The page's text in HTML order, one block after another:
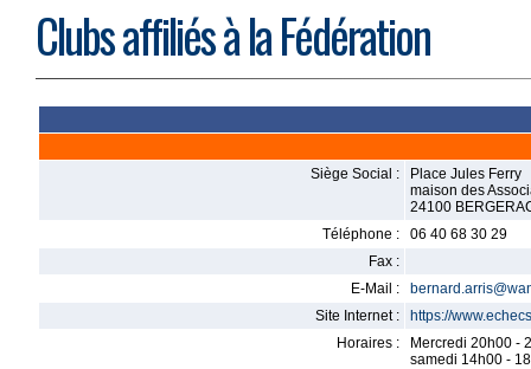
Clubs affiliés à la Fédération
Siège Social :
Place Jules Ferry
maison des
24100
Téléphone :
06 40 68 30 29
Fax :
E-Mail :
Site Internet :
https://
Horaires :
Mercredi 20h00 -
samedi 14h00 -